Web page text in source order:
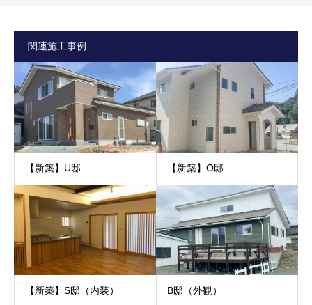
関連施工事例
【新築】U邸 【新築】O邸
【新築】S邸（内装） B邸（外観）